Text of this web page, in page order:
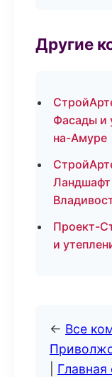
Другие
Фасады и
на-Амуре
Ландшафт
Проект-
и
← Все
Главная